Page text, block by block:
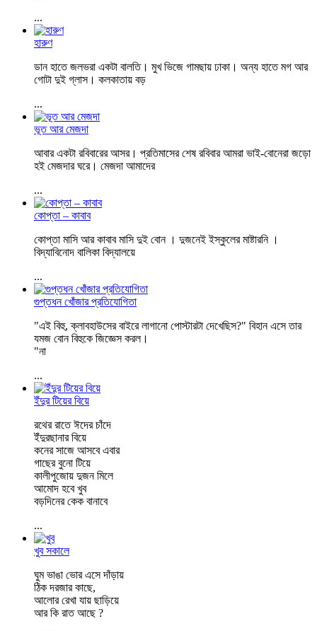
...
হারুণ
ডান হাতে জলভরা একটা বালতি। মুখ ভিজে গামছায় ঢাকা। অন্য হাতে মগ আর
গোটা দুই গ্লাস। কলকাতায় বড়
...
ভূত আর মেজদা
আবার একটা রবিবারের আসর। প্রতিমাসের শেষ রবিবার আমরা ভাই-বোনেরা জড়ো
হই মেজদার ঘরে। মেজদা আমাদের
...
কোপ্তা – কাবাব
কোপ্তা মাসি আর কাবাব মাসি দুই বোন । দুজনেই ইস্কুলের মাষ্টারনি ।
বিদ্যাবিনোদ বালিকা বিদ্যালয়ে
...
গুপ্তধন খোঁজার প্রতিযোগিতা
"এই বিহু, ক্লাবহাউসের বাইরে লাগানো পোস্টারটা দেখেছিস?" বিহান এসে তার
যমজ বোন বিহুকে জিজ্ঞেস করল।
"না
...
ইঁদুর টিয়ের বিয়ে
রথের রাতে ঈদের চাঁদে
ইঁদুরছানার বিয়ে
কনের সাজে আসবে এবার
গাছের বুনো টিয়ে
কালীপুজোয় দুজন মিলে
আমোদ হবে খুব
বড়দিনের কেক বানাবে
...
খুব সকালে
ঘুম ভাঙা ভোর এসে দাঁড়ায়
ঠিক দরজার কাছে,
আলোর রেখা যায় ছাড়িয়ে
আর কি রাত আছে ?